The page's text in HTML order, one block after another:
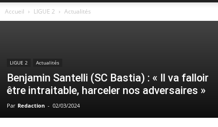
Accueil LIGUE 2 Actualités
LIGUE 2 Actualités
Benjamin Santelli (SC Bastia) : « Il va falloir
être intraitable, harceler nos adversaires »
Par Redaction - 02/03/2024